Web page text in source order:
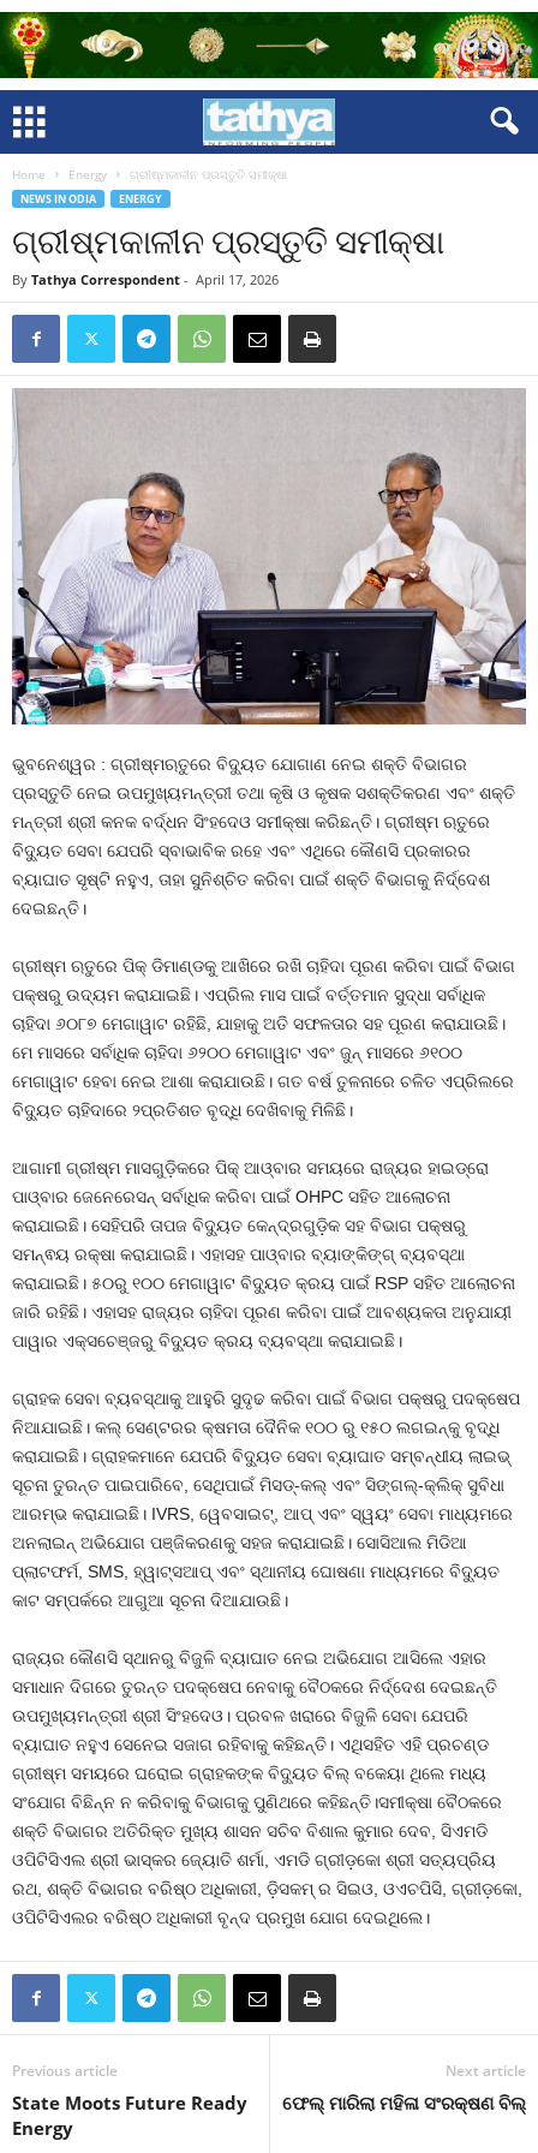
Home Energy ଗ୍ରୀଷ୍ମକାଳୀନ ପ୍ରସ୍ତୁତି ସମୀକ୍ଷା
NEWS IN ODIA ENERGY
ଗ୍ରୀଷ୍ମକାଳୀନ ପ୍ରସ୍ତୁତି ସମୀକ୍ଷା
By Tathya Correspondent - April 17, 2026
ଭୁବନେଶ୍ୱର : ଗ୍ରୀଷ୍ମଋତୁରେ ବିଦ୍ୟୁତ ଯୋଗାଣ ନେଇ ଶକ୍ତି ବିଭାଗର
ପ୍ରସ୍ତୁତି ନେଇ ଉପମୁଖ୍ୟମନ୍ତ୍ରୀ ତଥା କୃଷି ଓ କୃଷକ ସଶକ୍ତିକରଣ ଏବଂ ଶକ୍ତି
ମନ୍ତ୍ରୀ ଶ୍ରୀ କନକ ବର୍ଦ୍ଧନ ସିଂହଦେଓ ସମୀକ୍ଷା କରିଛନ୍ତି। ଗ୍ରୀଷ୍ମ ଋତୁରେ
ବିଦ୍ୟୁତ ସେବା ଯେପରି ସ୍ବାଭାବିକ ରହେ ଏବଂ ଏଥିରେ କୌଣସି ପ୍ରକାରର
ବ୍ୟାଘାତ ସୃଷ୍ଟି ନହୁଏ, ତାହା ସୁନିଶ୍ଚିତ କରିବା ପାଇଁ ଶକ୍ତି ବିଭାଗକୁ ନିର୍ଦ୍ଦେଶ
ଦେଇଛନ୍ତି।
ଗ୍ରୀଷ୍ମ ଋତୁରେ ପିକ୍ ଡିମାଣ୍ଡକୁ ଆଖିରେ ରଖି ଚାହିଦା ପୂରଣ କରିବା ପାଇଁ ବିଭାଗ
ପକ୍ଷରୁ ଉଦ୍ୟମ କରାଯାଇଛି। ଏପ୍ରିଲ ମାସ ପାଇଁ ବର୍ତ୍ତମାନ ସୁଦ୍ଧା ସର୍ବାଧିକ
ଚାହିଦା ୬୦୮୭ ମେଗାୱାଟ ରହିଛି, ଯାହାକୁ ଅତି ସଫଳତାର ସହ ପୂରଣ କରାଯାଉଛି।
ମେ ମାସରେ ସର୍ବାଧିକ ଚାହିଦା ୬୨୦୦ ମେଗାୱାଟ ଏବଂ ଜୁନ୍ ମାସରେ ୬୧୦୦
ମେଗାୱାଟ ହେବା ନେଇ ଆଶା କରାଯାଉଛି। ଗତ ବର୍ଷ ତୁଳନାରେ ଚଳିତ ଏପ୍ରିଲରେ
ବିଦ୍ୟୁତ ଚାହିଦାରେ ୨ପ୍ରତିଶତ ବୃଦ୍ଧି ଦେଖିବାକୁ ମିଳିଛି।
ଆଗାମୀ ଗ୍ରୀଷ୍ମ ମାସଗୁଡ଼ିକରେ ପିକ୍ ଆଓ୍ବାର ସମୟରେ ରାଜ୍ୟର ହାଇଡ୍ରୋ
ପାଓ୍ବାର ଜେନେରେସନ୍ ସର୍ବାଧିକ କରିବା ପାଇଁ OHPC ସହିତ ଆଲୋଚନା
କରାଯାଇଛି। ସେହିପରି ତାପଜ ବିଦ୍ୟୁତ କେନ୍ଦ୍ରଗୁଡ଼ିକ ସହ ବିଭାଗ ପକ୍ଷରୁ
ସମନ୍ଵୟ ରକ୍ଷା କରାଯାଇଛି। ଏହାସହ ପାଓ୍ବାର ବ୍ୟାଙ୍କିଙ୍ଗ୍ ବ୍ୟବସ୍ଥା
କରାଯାଇଛି। ୫୦ରୁ ୧୦୦ ମେଗାୱାଟ ବିଦ୍ୟୁତ କ୍ରୟ ପାଇଁ RSP ସହିତ ଆଲୋଚନା
ଜାରି ରହିଛି। ଏହାସହ ରାଜ୍ୟର ଚାହିଦା ପୂରଣ କରିବା ପାଇଁ ଆବଶ୍ୟକତା ଅନୁଯାୟୀ
ପାୱାର ଏକ୍ସଚେଞ୍ଜରୁ ବିଦ୍ୟୁତ କ୍ରୟ ବ୍ୟବସ୍ଥା କରାଯାଇଛି।
ଗ୍ରାହକ ସେବା ବ୍ୟବସ୍ଥାକୁ ଆହୁରି ସୁଦୃଢ କରିବା ପାଇଁ ବିଭାଗ ପକ୍ଷରୁ ପଦକ୍ଷେପ
ନିଆଯାଇଛି। କଲ୍ ସେଣ୍ଟରର କ୍ଷମତା ଦୈନିକ ୧୦୦ ରୁ ୧୫୦ ଲଗଇନ୍‌କୁ ବୃଦ୍ଧି
କରାଯାଇଛି। ଗ୍ରାହକମାନେ ଯେପରି ବିଦ୍ୟୁତ ସେବା ବ୍ୟାଘାତ ସମ୍ବନ୍ଧୀୟ ଲାଇଭ୍
ସୂଚନା ତୁରନ୍ତ ପାଇପାରିବେ, ସେଥିପାଇଁ ମିସଡ୍-କଲ୍ ଏବଂ ସିଙ୍ଗଲ୍-କ୍ଲିକ୍ ସୁବିଧା
ଆରମ୍ଭ କରାଯାଇଛି। IVRS, ୱେବସାଇଟ୍, ଆପ୍ ଏବଂ ସ୍ୱୟଂ ସେବା ମାଧ୍ୟମରେ
ଅନଲାଇନ୍ ଅଭିଯୋଗ ପଞ୍ଜିକରଣକୁ ସହଜ କରାଯାଇଛି। ସୋସିଆଲ ମିଡିଆ
ପ୍ଲାଟଫର୍ମ, SMS, ହ୍ୱାଟ୍ସଆପ୍ ଏବଂ ସ୍ଥାନୀୟ ଘୋଷଣା ମାଧ୍ୟମରେ ବିଦ୍ୟୁତ
କାଟ ସମ୍ପର୍କରେ ଆଗୁଆ ସୂଚନା ଦିଆଯାଉଛି।
ରାଜ୍ୟର କୌଣସି ସ୍ଥାନରୁ ବିଜୁଳି ବ୍ୟାଘାତ ନେଇ ଅଭିଯୋଗ ଆସିଲେ ଏହାର
ସମାଧାନ ଦିଗରେ ତୁରନ୍ତ ପଦକ୍ଷେପ ନେବାକୁ ବୈଠକରେ ନିର୍ଦ୍ଦେଶ ଦେଇଛନ୍ତି
ଉପମୁଖ୍ୟମନ୍ତ୍ରୀ ଶ୍ରୀ ସିଂହଦେଓ। ପ୍ରବଳ ଖରାରେ ବିଜୁଳି ସେବା ଯେପରି
ବ୍ୟାଘାତ ନହୁଏ ସେନେଇ ସଜାଗ ରହିବାକୁ କହିଛନ୍ତି। ଏଥିସହିତ ଏହି ପ୍ରଚଣ୍ଡ
ଗ୍ରୀଷ୍ମ ସମୟରେ ଘରୋଇ ଗ୍ରାହକଙ୍କ ବିଦ୍ୟୁତ ବିଲ୍ ବକେୟା ଥିଲେ ମଧ୍ୟ
ସଂଯୋଗ ବିଛିନ୍ନ ନ କରିବାକୁ ବିଭାଗକୁ ପୁଣିଥରେ କହିଛନ୍ତି।ସମୀକ୍ଷା ବୈଠକରେ
ଶକ୍ତି ବିଭାଗର ଅତିରିକ୍ତ ମୁଖ୍ୟ ଶାସନ ସଚିବ ବିଶାଲ କୁମାର ଦେବ, ସିଏମଡି
ଓପିଟିସିଏଲ ଶ୍ରୀ ଭାସ୍କର ଜ୍ୟୋତି ଶର୍ମା, ଏମଡି ଗ୍ରୀଡ଼କୋ ଶ୍ରୀ ସତ୍ୟପ୍ରିୟ
ରଥ, ଶକ୍ତି ବିଭାଗର ବରିଷ୍ଠ ଅଧିକାରୀ, ଡ଼ିସକମ୍ ର ସିଇଓ, ଓଏଚପିସି, ଗ୍ରୀଡ଼କୋ,
ଓପିଟିସିଏଲର ବରିଷ୍ଠ ଅଧିକାରୀ ବୃନ୍ଦ ପ୍ରମୁଖ ଯୋଗ ଦେଇଥିଲେ।
Previous article
State Moots Future Ready
Energy
Next article
ଫେଲ୍ ମାରିଲା ମହିଳା ସଂରକ୍ଷଣ ବିଲ୍